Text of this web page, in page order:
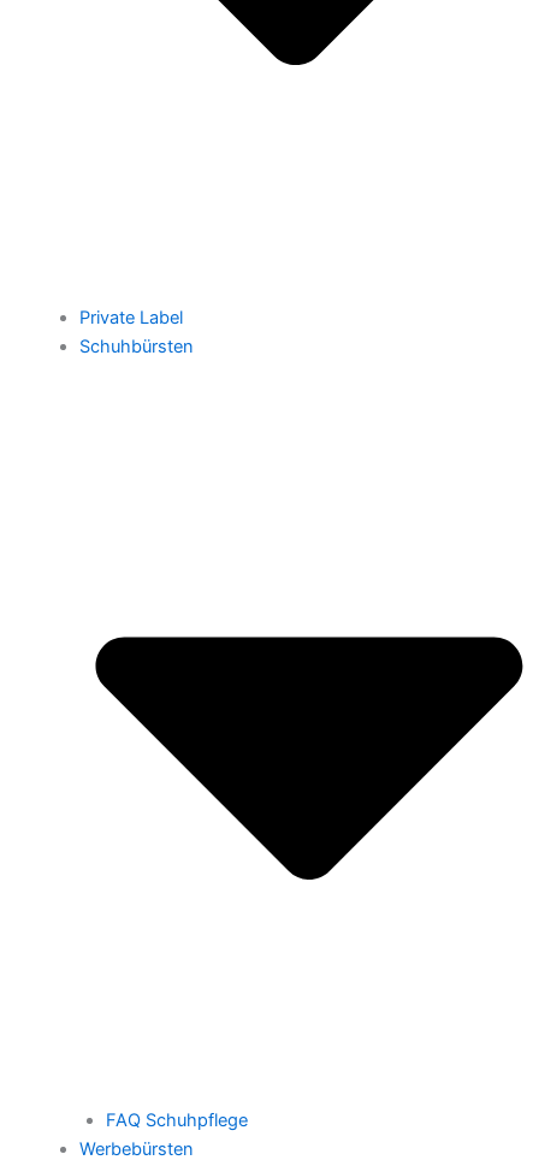
Private Label
Schuhbürsten
FAQ Schuhpflege
Werbebürsten